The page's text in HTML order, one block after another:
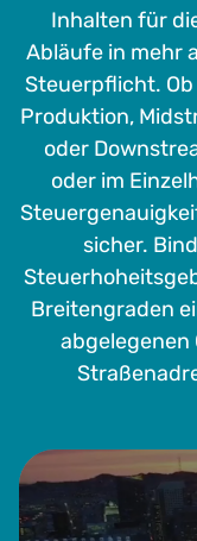
Inhalten für
Abläufe in mehr
Steuerpflicht.
Produktion,
oder
oder im
sicher.
Breitengraden
abgelegenen